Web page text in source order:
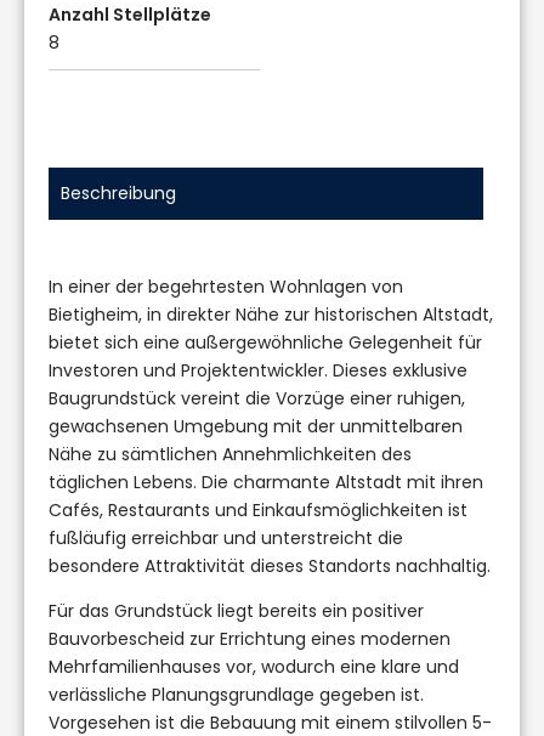
Anzahl Stellplätze
8
Beschreibung
In einer der begehrtesten Wohnlagen von
Bietigheim, in direkter Nähe zur historischen Altstadt,
bietet sich eine außergewöhnliche Gelegenheit für
Investoren und Projektentwickler. Dieses exklusive
Baugrundstück vereint die Vorzüge einer ruhigen,
gewachsenen Umgebung mit der unmittelbaren
Nähe zu sämtlichen Annehmlichkeiten des
täglichen Lebens. Die charmante Altstadt mit ihren
Cafés, Restaurants und Einkaufsmöglichkeiten ist
fußläufig erreichbar und unterstreicht die
besondere Attraktivität dieses Standorts nachhaltig.
Für das Grundstück liegt bereits ein positiver
Bauvorbescheid zur Errichtung eines modernen
Mehrfamilienhauses vor, wodurch eine klare und
verlässliche Planungsgrundlage gegeben ist.
Vorgesehen ist die Bebauung mit einem stilvollen 5-